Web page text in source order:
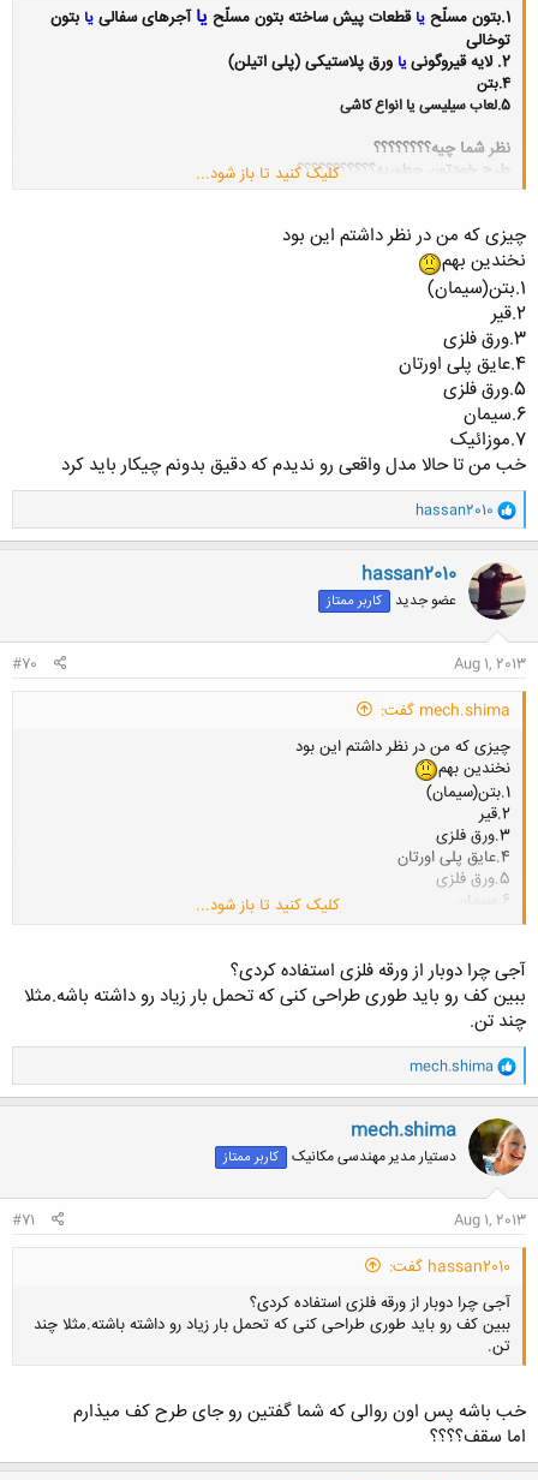
1.بتون مسلّح يا قطعات پيش ساخته بتون مسلّح یاآجرهاى سفالى يا بتون
توخالى
2. لايه قيروگونىیا ورق پلاستيکى (پلى اتيلن)
4.بتن
5.لعاب سیلیسی یا انواع کاشی
نظر شما چیه؟؟؟؟؟؟؟؟
طرح خودتون چطوریه؟؟؟؟؟؟؟؟؟؟؟کلیک کنید تا باز شود...
چیزی که من در نظر داشتم این بود
نخندین بهم
1.بتن(سیمان)
2.قیر
3.ورق فلزی
4.عایق پلی اورتان
5.ورق فلزی
6.سیمان
7.موزائیک
خب من تا حالا مدل واقعی رو ندیدم که دقیق بدونم چیکار باید کرد
و
ا
ک
ن
ش
ه
ا
hassan2010
hassan2010
عضو جدید کاربر ممتاز
Aug 1, 2013
#70
mech.shima گفت:
چیزی که من در نظر داشتم این بود
نخندین بهم
1.بتن(سیمان)
2.قیر
3.ورق فلزی
4.عایق پلی اورتان
5.ورق فلزی
6.سیمان
کلیک کنید تا باز شود...
آجی چرا دوبار از ورقه فلزی استفاده کردی؟
ببین کف رو باید طوری طراحی کنی که تحمل بار زیاد رو داشته باشه.مثلا
چند تن.
و
ا
ک
ن
ش
ه
ا
mech.shima
mech.shima
دستیار مدیر مهندسی مکانیک کاربر ممتاز
Aug 1, 2013
#71
hassan2010 گفت:
آجی چرا دوبار از ورقه فلزی استفاده کردی؟
ببین کف رو باید طوری طراحی کنی که تحمل بار زیاد رو داشته باشته.مثلا چند
تن.
کلیک کنید تا باز شود...
خب باشه پس اون روالی که شما گفتین رو جای طرح کف میذارم
اما سقف؟؟؟؟